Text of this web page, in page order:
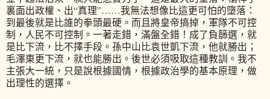
裏面出政權、出“真理”……我無法想像比這更可怕的墮落：
到最後就是比誰的拳頭最硬。而且將皇帝搞掉，軍隊不可控
制，人民不可控制。一著走錯，滿盤全錯！成了負篩選，就
是比下流，比不擇手段。孫中山比袁世凱下流，他就勝出；
毛澤東更下流，就也能勝出。後世必須吸取這種教訓。我不
主張大一統，只是說根據國情，根據政治學的基本原理，做
出理性的選擇。